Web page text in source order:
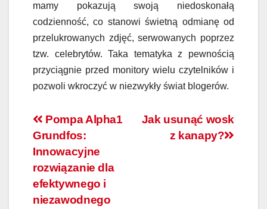
mamy pokazują swoją niedoskonałą
codzienność, co stanowi świetną odmianę od
przelukrowanych zdjęć, serwowanych poprzez
tzw. celebrytów. Taka tematyka z pewnością
przyciągnie przed monitory wielu czytelników i
pozwoli wkroczyć w niezwykły świat blogerów.
Nawigacja
wpisu
Jak usunąć wosk
z kanapy?
Pompa Alpha1
Grundfos:
Innowacyjne
rozwiązanie dla
efektywnego i
niezawodnego